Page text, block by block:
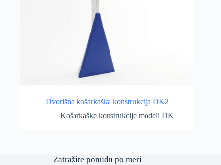
Dvorišna košarkaška konstrukcija DK2
Košarkaške konstrukcije modeli DK
Zatražite ponudu po meri